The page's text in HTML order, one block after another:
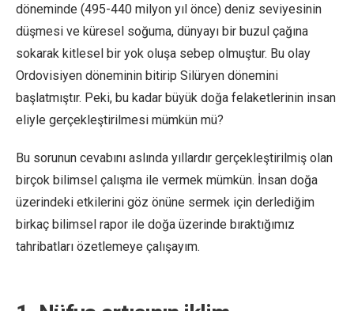
döneminde (495-440 milyon yıl önce) deniz seviyesinin
düşmesi ve küresel soğuma, dünyayı bir buzul çağına
sokarak kitlesel bir yok oluşa sebep olmuştur. Bu olay
Ordovisiyen döneminin bitirip Silüryen dönemini
başlatmıştır. Peki, bu kadar büyük doğa felaketlerinin insan
eliyle gerçekleştirilmesi mümkün mü?
Bu sorunun cevabını aslında yıllardır gerçekleştirilmiş olan
birçok bilimsel çalışma ile vermek mümkün. İnsan doğa
üzerindeki etkilerini göz önüne sermek için derlediğim
birkaç bilimsel rapor ile doğa üzerinde bıraktığımız
tahribatları özetlemeye çalışayım.